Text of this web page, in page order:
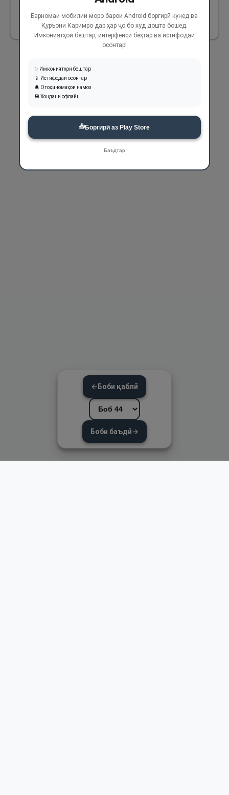
283
←Боби қаблӣ
Боби баъдӣ→
Барномаи мобилии моро барои Android боргирӣ кунед ва
Қуръони Каримро дар ҳар ҷо бо худ дошта бошед.
Имкониятҳои бештар, интерфейси беҳтар ва истифодаи
осонтар!
✨ Имкониятҳои бештар
📱 Истифодаи осонтар
🔔 Огоҳиномаҳои намоз
💾 Хондани офлайн
📥Боргирӣ аз Play Store
Баъдтар